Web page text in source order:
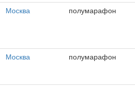
Москва полумарафон
Москва полумарафон